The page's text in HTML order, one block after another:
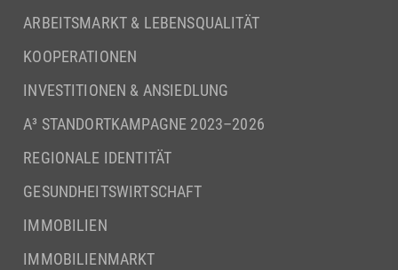
ARBEITSMARKT & LEBENSQUALITÄT
KOOPERATIONEN
INVESTITIONEN & ANSIEDLUNG
A³ STANDORTKAMPAGNE 2023–2026
REGIONALE IDENTITÄT
GESUNDHEITSWIRTSCHAFT
IMMOBILIEN
IMMOBILIENMARKT